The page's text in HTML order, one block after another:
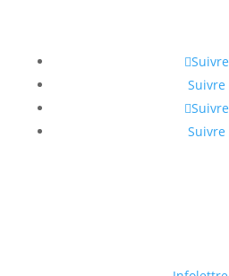
Suivre
Suivre
Suivre
Suivre